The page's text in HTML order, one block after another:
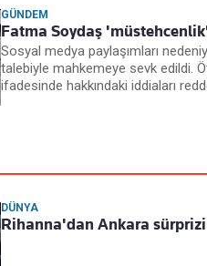
GÜNDEM
Fatma Soydaş
Sosyal medya paylaşımları
talebiyle mahkemeye sevk edildi.
ifadesinde hakkındaki iddiaları
DÜNYA
Rihanna'dan Ankara